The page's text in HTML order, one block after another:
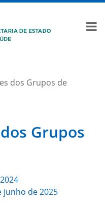
dos Grupos de
Grupos
junho de 2025